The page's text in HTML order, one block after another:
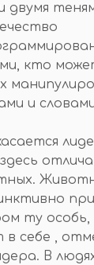
двумя
кто
и
ту
в себе ,
В